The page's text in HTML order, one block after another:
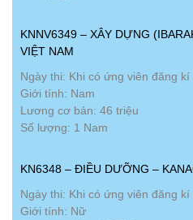
KNNV6349 – XÂY DỰNG
VIỆT NAM
Ngày thi: Khi có ứng viên đăng kí
Giới tính: Nam
Lương cơ bản: 46 triệu
Số lượng: 1 Nam
KN6348 – ĐIỀU DƯỠNG –
Ngày thi: Khi có ứng viên đăng kí
Giới tính: Nữ